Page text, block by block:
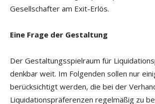
Gesellschafter am Exit-Erlös.
Eine Frage der Gestaltung
Der Gestaltungsspielraum für
denkbar weit. Im Folgenden sollen nur
berücksichtigt werden, die bei der
Liquidationspräferenzen regelmäßig zu